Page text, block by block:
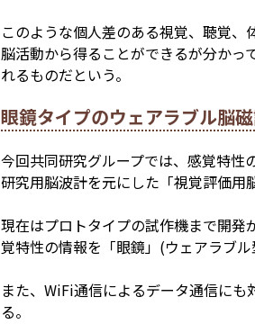
このような個人差のある視覚、聴覚
脳活動から得ることができるが分かっ
れるものだという。
眼鏡タイプのウェアラブル脳
今回共同研究グループでは、感覚特性
研究用脳波計を元にした「視覚評価用
現在はプロトタイプの試作機まで開発
覚特性の情報を「眼鏡」(ウェアラブ
また、WiFi通信によるデータ通信に
る。